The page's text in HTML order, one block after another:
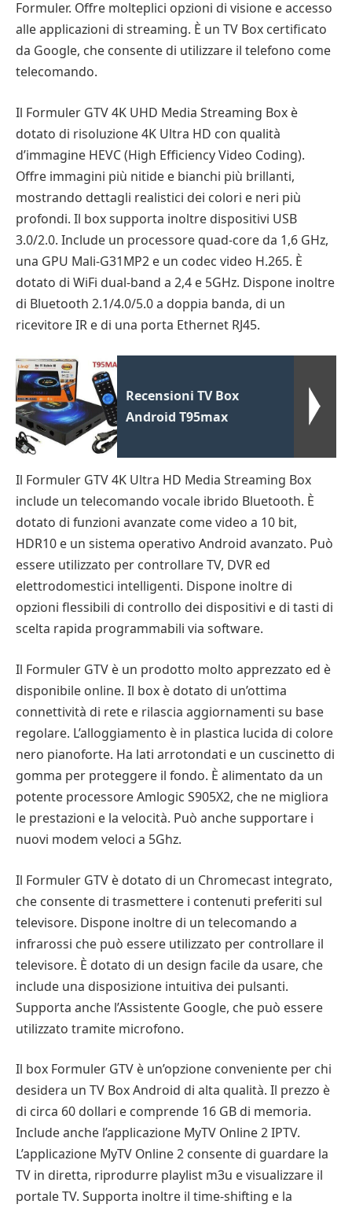
Formuler. Offre molteplici opzioni di visione e accesso
alle applicazioni di streaming. È un TV Box certificato
da Google, che consente di utilizzare il telefono come
telecomando.
Il Formuler GTV 4K UHD Media Streaming Box è
dotato di risoluzione 4K Ultra HD con qualità
d’immagine HEVC (High Efficiency Video Coding).
Offre immagini più nitide e bianchi più brillanti,
mostrando dettagli realistici dei colori e neri più
profondi. Il box supporta inoltre dispositivi USB
3.0/2.0. Include un processore quad-core da 1,6 GHz,
una GPU Mali-G31MP2 e un codec video H.265. È
dotato di WiFi dual-band a 2,4 e 5GHz. Dispone inoltre
di Bluetooth 2.1/4.0/5.0 a doppia banda, di un
ricevitore IR e di una porta Ethernet RJ45.
Recensioni TV Box
Android T95max
Il Formuler GTV 4K Ultra HD Media Streaming Box
include un telecomando vocale ibrido Bluetooth. È
dotato di funzioni avanzate come video a 10 bit,
HDR10 e un sistema operativo Android avanzato. Può
essere utilizzato per controllare TV, DVR ed
elettrodomestici intelligenti. Dispone inoltre di
opzioni flessibili di controllo dei dispositivi e di tasti di
scelta rapida programmabili via software.
Il Formuler GTV è un prodotto molto apprezzato ed è
disponibile online. Il box è dotato di un’ottima
connettività di rete e rilascia aggiornamenti su base
regolare. L’alloggiamento è in plastica lucida di colore
nero pianoforte. Ha lati arrotondati e un cuscinetto di
gomma per proteggere il fondo. È alimentato da un
potente processore Amlogic S905X2, che ne migliora
le prestazioni e la velocità. Può anche supportare i
nuovi modem veloci a 5Ghz.
Il Formuler GTV è dotato di un Chromecast integrato,
che consente di trasmettere i contenuti preferiti sul
televisore. Dispone inoltre di un telecomando a
infrarossi che può essere utilizzato per controllare il
televisore. È dotato di un design facile da usare, che
include una disposizione intuitiva dei pulsanti.
Supporta anche l’Assistente Google, che può essere
utilizzato tramite microfono.
Il box Formuler GTV è un’opzione conveniente per chi
desidera un TV Box Android di alta qualità. Il prezzo è
di circa 60 dollari e comprende 16 GB di memoria.
Include anche l’applicazione MyTV Online 2 IPTV.
L’applicazione MyTV Online 2 consente di guardare la
TV in diretta, riprodurre playlist m3u e visualizzare il
portale TV. Supporta inoltre il time-shifting e la